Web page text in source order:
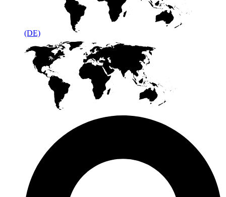
(DE)